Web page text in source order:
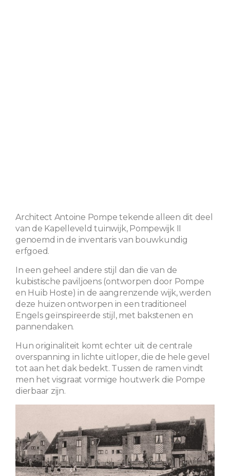
Architect Antoine Pompe tekende alleen dit deel
van de Kapelleveld tuinwijk, Pompewijk II
genoemd in de inventaris van bouwkundig
erfgoed.
In een geheel andere stijl dan die van de
kubistische paviljoens (ontworpen door Pompe
en Huib Hoste) in de aangrenzende wijk, werden
deze huizen ontworpen in een traditioneel
Engels geïnspireerde stijl, met bakstenen en
pannendaken.
Hun originaliteit komt echter uit de centrale
overspanning in lichte uitloper, die de hele gevel
tot aan het dak bedekt. Tussen de ramen vindt
men het visgraat vormige houtwerk die Pompe
dierbaar zijn.